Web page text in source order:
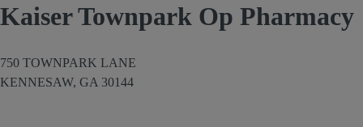
Kaiser Townpark Op Pharmacy
750 TOWNPARK LANE
KENNESAW, GA 30144